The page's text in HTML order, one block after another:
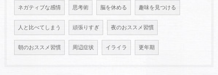
ネガティブな感情 思考術 脳を休める 趣味を見つける
人と比べてしまう 頑張りすぎ 夜のおススメ習慣
朝のおススメ習慣 周辺症状 イライラ 更年期